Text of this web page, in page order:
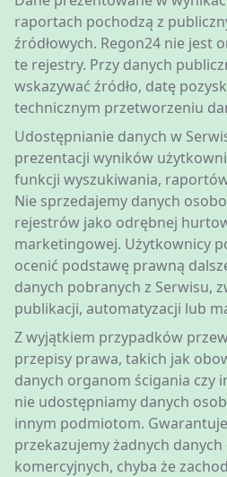
raportach pochodzą z
źródłowych. Regon24 nie jest
te rejestry. Przy danych
wskazywać źródło, datę
technicznym przetworzeniu
Udostępnianie danych w
prezentacji wyników
funkcji wyszukiwania,
Nie sprzedajemy danych
rejestrów jako odrębnej
marketingowej. Użytkownicy
ocenić podstawę prawną
danych pobranych z Serwisu,
publikacji, automatyzacji lub
Z wyjątkiem przypadków
przepisy prawa, takich jak
danych organom ścigania czy
nie udostępniamy danych
innym podmiotom.
przekazujemy żadnych
komercyjnych, chyba że